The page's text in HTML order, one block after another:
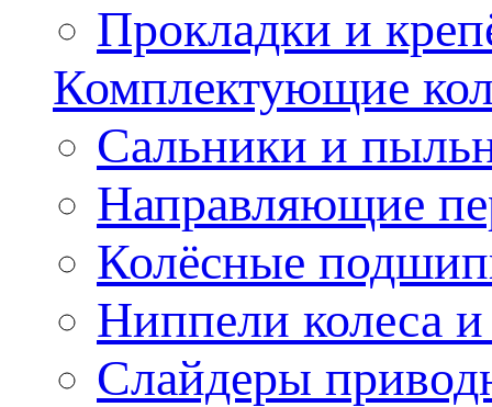
Прокладки и
Комплектующие
Сальники и
Направляющие
Колёсные
Ниппели колеса
Слайдеры